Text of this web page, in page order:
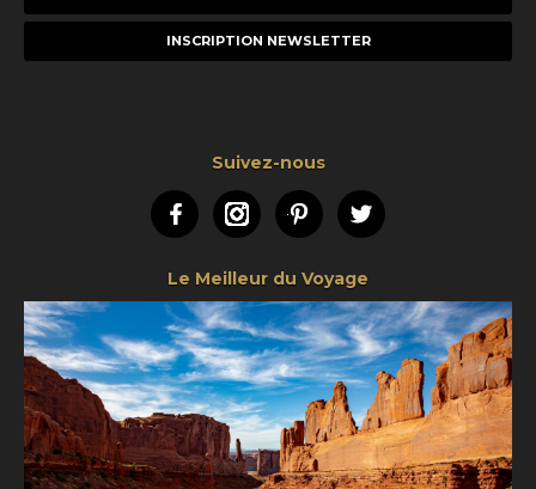
e-
Suivez-nous
FacebookInstagramPinterestTwitter
Le Meilleur du Voyage